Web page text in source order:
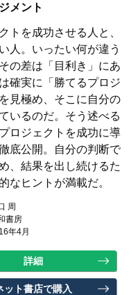
メント
トを成功させる人と、
人。いったい何が違う
の差は「目利き」にあ
確実に「勝てるプロジ
見極め、そこに自分の
いるのだ。そう述べる
ロジェクトを成功に導
底公開。自分の判断で
、結果を出し続けるた
なヒントが満載だ。
周
書房
年4月
詳細
ット書店で購入